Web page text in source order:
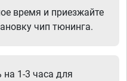
время и приезжайте
чип тюнинга.
на 1-3 часа для